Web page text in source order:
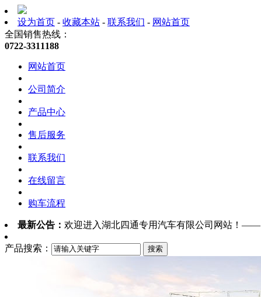
设为首页 - 收藏本站 - 联系我们 - 网站首页
全国销售热线：
0722-3311188
网站首页
公司简介
产品中心
售后服务
联系我们
在线留言
购车流程
最新公告： 欢迎进入湖北四通专用汽车有限公司网站！——
产品搜索：